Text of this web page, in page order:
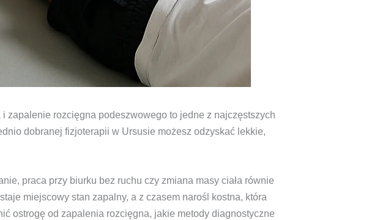
zapalenie rozcięgna podeszwowego to jedne z najczęstszych
dobranej fizjoterapii w Ursusie możesz odzyskać lekkie,
praca przy biurku bez ruchu czy zmiana masy ciała równie
miejscowy stan zapalny, a z czasem narośl kostna, która
ostrogę od zapalenia rozcięgna, jakie metody diagnostyczne